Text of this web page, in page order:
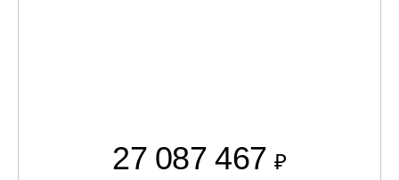
27 087 467₽